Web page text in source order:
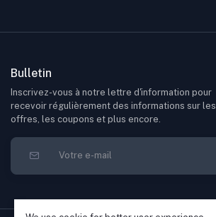
Bulletin
Inscrivez-vous à notre lettre d'information pour
recevoir régulièrement des informations sur les
offres, les coupons et plus encore.